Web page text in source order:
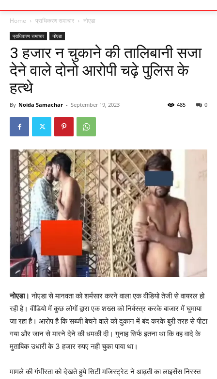
Home प्राधिकरण समाचार नोएडा
प्राधिकरण समाचार नोएडा
3 हजार न चुकाने की तालिबानी सजा
देने वाले दोनो आरोपी चढ़े पुलिस के
हत्थे
By Noida Samachar - September 19, 2023 0
485
नोएडा। नोएडा से मानवता को शर्मसार करने वाला एक वीडियो तेजी से वायरल हो
रही है। वीडियो में कुछ लोगों द्वारा एक शख्स को निर्वस्त्र करके बाजार में घुमाया
जा रहा है। आरोप है कि सब्जी बेचने वाले को दुकान में बंद करके बुरी तरह से पीटा
गया और जान से मारने देने की धमकी दी। गुनाह सिर्फ इतना था कि वह वादे के
मुताबिक उधारी के 3 हजार रुपए नही चुका पाया था।
मामले की गंभीरता को देखते हुये सिटी मजिस्ट्रेट ने आढ़ती का लाइसेंस निरस्त